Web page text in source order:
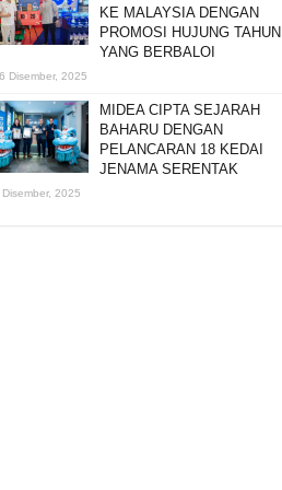
KE MALAYSIA DENGAN
PROMOSI HUJUNG TAHUN
YANG BERBALOI
Disember, 2025
MIDEA CIPTA SEJARAH
BAHARU DENGAN
PELANCARAN 18 KEDAI
JENAMA SERENTAK
Disember, 2025